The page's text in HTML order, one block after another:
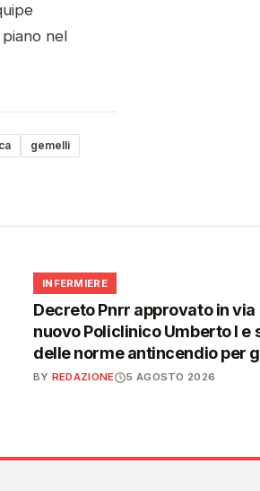
nel
gemelli
🩺
INFERMIERE
Decreto Pnrr approvato in
nuovo Policlinico Umberto I e
delle norme antincendio per
BY REDAZIONE 5 AGOSTO 2026